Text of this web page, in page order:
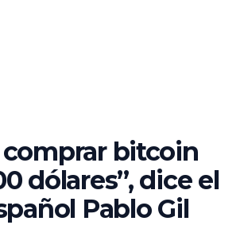
comprar bitcoin
dólares”, dice el
Pablo Gil